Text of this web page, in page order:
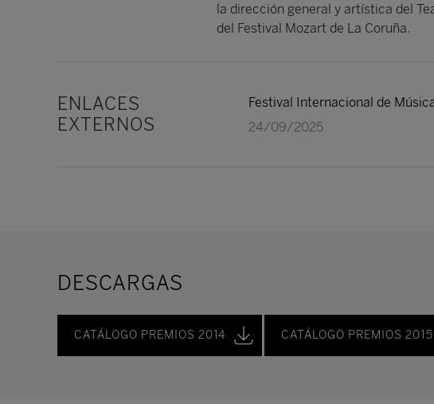
la dirección general y artística del
del Festival Mozart de La Coruña.
ENLACES
EXTERNOS
Festival Internacional de
24/09/2025
DESCARGAS
CATÁLOGO PREMIOS 2014 CATÁLOGO PREMIOS 2015